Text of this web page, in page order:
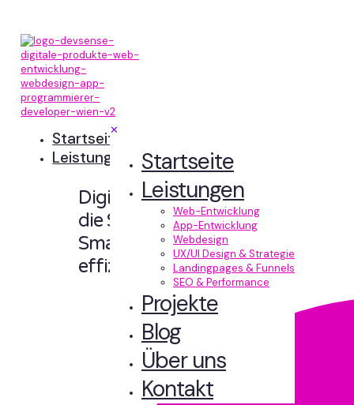
✕
Startseite
Leistungen
Web-Entwicklung
App-Entwicklung
Webdesign
UX/UI Design & Strategie
Landingpages & Funnels
SEO & Performance
Projekte
Blog
Über uns
Kontakt
Startseite
Leistungen
Digitale Erlebnisse,
die Sinn machen.
Smart designt und
effizient entwickelt.